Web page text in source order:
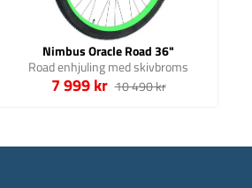
Nimbus Oracle Road 36"
Road enhjuling med skivbroms
7 999 kr 10 490 kr